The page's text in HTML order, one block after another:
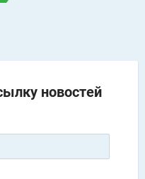
новостей